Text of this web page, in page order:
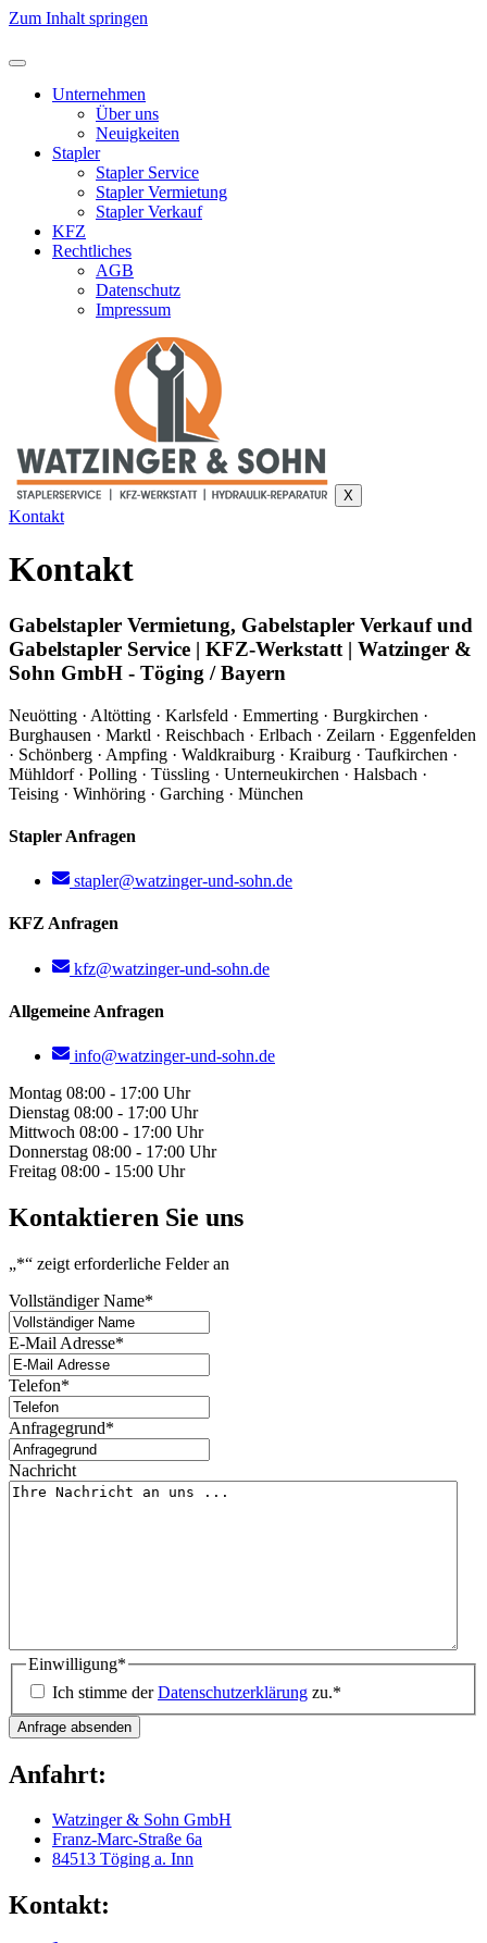
Zum Inhalt springen
Unternehmen
Über uns
Neuigkeiten
Stapler
Stapler Service
Stapler Vermietung
Stapler Verkauf
KFZ
Rechtliches
AGB
Datenschutz
Impressum
X
Kontakt
Kontakt
Gabelstapler Vermietung, Gabelstapler Verkauf und
Gabelstapler Service | KFZ-Werkstatt | Watzinger &
Sohn GmbH - Töging / Bayern
Neuötting · Altötting · Karlsfeld · Emmerting · Burgkirchen ·
Burghausen · Marktl · Reischbach · Erlbach · Zeilarn · Eggenfelden
· Schönberg · Ampfing · Waldkraiburg · Kraiburg · Taufkirchen ·
Mühldorf · Polling · Tüssling · Unterneukirchen · Halsbach ·
Teising · Winhöring · Garching · München
Stapler Anfragen
stapler@watzinger-und-sohn.de
KFZ Anfragen
kfz@watzinger-und-sohn.de
Allgemeine Anfragen
info@watzinger-und-sohn.de
Montag 08:00 - 17:00 Uhr
Dienstag 08:00 - 17:00 Uhr
Mittwoch 08:00 - 17:00 Uhr
Donnerstag 08:00 - 17:00 Uhr
Freitag 08:00 - 15:00 Uhr
Kontaktieren Sie uns
„*“ zeigt erforderliche Felder an
Vollständiger Name*
E-Mail Adresse*
Telefon*
Anfragegrund*
Nachricht
Einwilligung*
Ich stimme derDatenschutzerklärung zu.*
Anfahrt:
Watzinger & Sohn GmbH
Franz-Marc-Straße 6a
84513 Töging a. Inn
Kontakt: